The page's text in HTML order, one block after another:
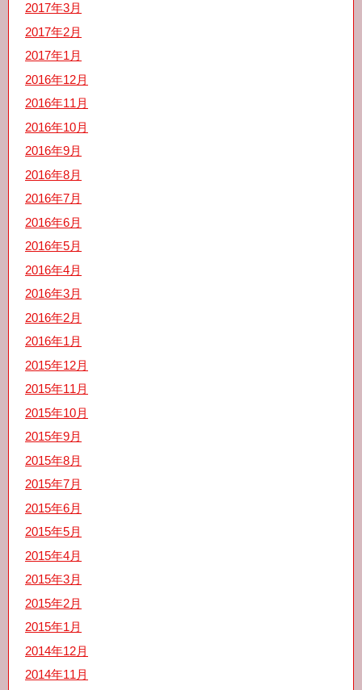
2017年3月
2017年2月
2017年1月
2016年12月
2016年11月
2016年10月
2016年9月
2016年8月
2016年7月
2016年6月
2016年5月
2016年4月
2016年3月
2016年2月
2016年1月
2015年12月
2015年11月
2015年10月
2015年9月
2015年8月
2015年7月
2015年6月
2015年5月
2015年4月
2015年3月
2015年2月
2015年1月
2014年12月
2014年11月